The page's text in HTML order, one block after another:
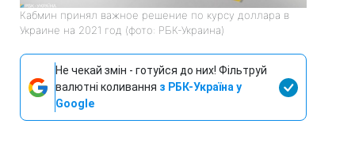
Кабмин принял важное решение по курсу доллара в
Украине на 2021 год (фото: РБК-Украина)
Не чекай змін - готуйся до них! Фільтруй
валютні коливання з РБК-Україна у
Google